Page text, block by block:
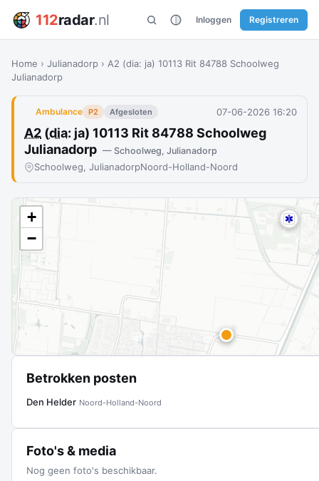
112radar.nl Inloggen Registreren
Home › Julianadorp › A2 (dia: ja) 10113 Rit 84788 Schoolweg
Julianadorp
Ambulance P2 Afgesloten 07-06-2026 16:20
A2 (dia: ja) 10113 Rit 84788 Schoolweg
Julianadorp — Schoolweg, Julianadorp
Schoolweg, JulianadorpNoord-Holland-Noord
+
−
Betrokken posten
Den Helder Noord-Holland-Noord
Foto's & media
Nog geen foto's beschikbaar.